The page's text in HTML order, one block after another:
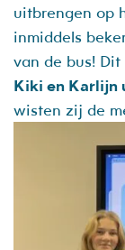
uitbrengen op
inmiddels
van de bus!
Kiki en Karlijn
wisten zij de